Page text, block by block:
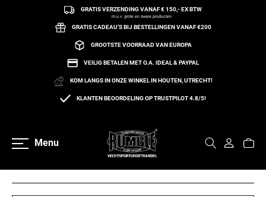
naar de contentGRATIS VERZENDING VANAF € 150,- EX BTW
m.u.v. grote en zware producten
GRATIS CADEAU’S BIJ BESTELLINGEN VANAF €200
GROOTSTE VOORRAAD VAN EUROPA
VEILIG BETALEN MET O.A. IDEAL & PAYPAL
KOM LANGS IN ONZE WINKEL IN HOUTEN, UTRECHT!
KLANTEN BEOORDELING OP TRUSTPILOT 4.8/5!
Menu
BodyPump